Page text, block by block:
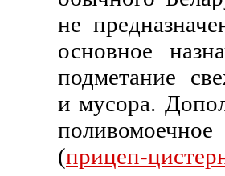
не
основное
подметание
и мусора.
(прицеп-